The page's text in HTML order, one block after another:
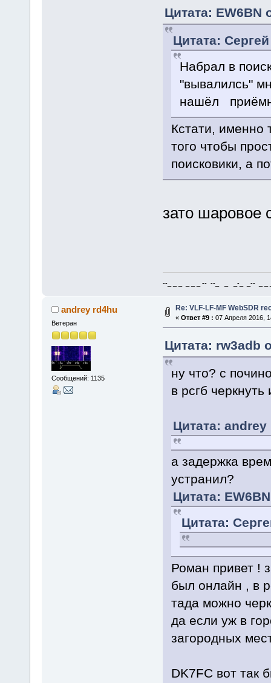
Цитата: EW6BN
Цитата:
Набрал в
"вывалилсь"
нашёл
Кстати, именно
того чтобы
поисковики, а
зато шаровое
--_ _ _ _ _ _ -- --_ _ _-_ _-- _ _
andrey rd4hu
Ветеран
Сообщений: 1135
Re: VLF-LF-MF WebSDR
« Ответ #9 : 07 Апреля 2016,
Цитата: rw3adb
ну что? с
в рсгб
Цитата:
а задержка
устранил?
Цитата:
Цитата:
Роман привет !
был онлайн , в
тада можно
да если уж в
загородных
DK7FC вот так